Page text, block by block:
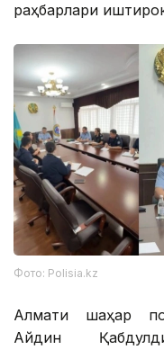
раҳбарлари
Фото: Polisia.kz
Алмати шаҳар
Айдин